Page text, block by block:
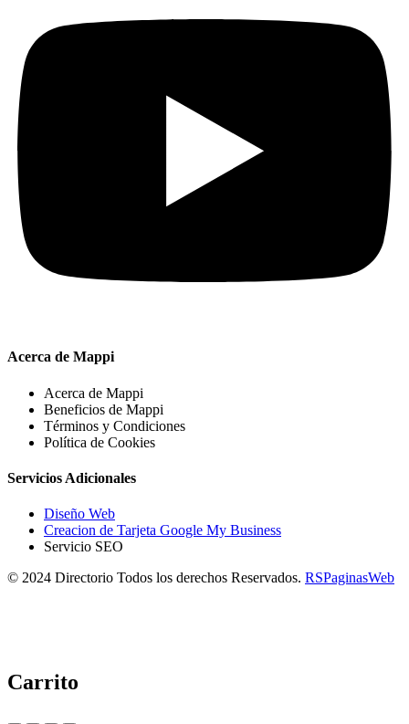
Acerca de Mappi
Acerca de Mappi
Beneficios de Mappi
Términos y Condiciones
Política de Cookies
Servicios Adicionales
Diseño Web
Creacion de Tarjeta Google My Business
Servicio SEO
© 2024 Directorio Todos los derechos Reservados. RSPaginasWeb
Carrito